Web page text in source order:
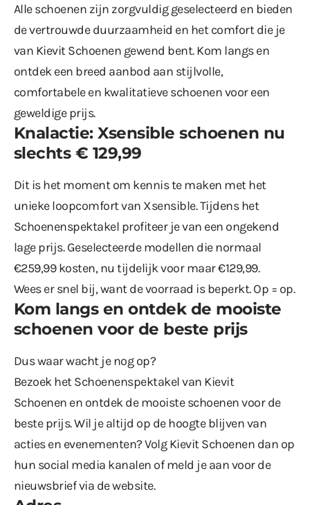
Alle schoenen zijn zorgvuldig geselecteerd en bieden
de vertrouwde duurzaamheid en het comfort die je
van Kievit Schoenen gewend bent. Kom langs en
ontdek een breed aanbod aan stijlvolle,
comfortabele en kwalitatieve schoenen voor een
geweldige prijs.
Knalactie: Xsensible schoenen nu
slechts € 129,99
Dit is het moment om kennis te maken met het
unieke loopcomfort van Xsensible. Tijdens het
Schoenenspektakel profiteer je van een ongekend
lage prijs. Geselecteerde modellen die normaal
€259,99 kosten, nu tijdelijk voor maar €129,99.
Wees er snel bij, want de voorraad is beperkt. Op = op.
Kom langs en ontdek de mooiste
schoenen voor de beste prijs
Dus waar wacht je nog op?
Bezoek het Schoenenspektakel van Kievit
Schoenen en ontdek de mooiste schoenen voor de
beste prijs. Wil je altijd op de hoogte blijven van
acties en evenementen? Volg Kievit Schoenen dan op
hun social media kanalen of meld je aan voor de
nieuwsbrief via de website.